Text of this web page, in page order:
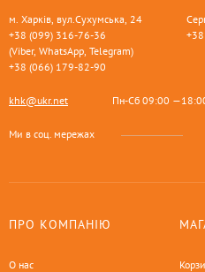
м. Харків, вул.Сухумська, 24
+38 (099) 316-76-36
(Viber, WhatsApp, Telegram)
+38 (066) 179-82-90
khk@ukr.net Пн-Сб 09:00
Ми в соц. мережах
ПРО КОМПАНІЮ
О нас